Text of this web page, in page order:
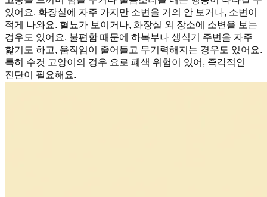
있어요. 화장실에 자주 가지만 소변을 거의 안 보거나, 소변이
적게 나와요. 혈뇨가 보이거나, 화장실 외 장소에 소변을 보는
경우도 있어요. 불편함 때문에 하복부나 생식기 주변을 자주
핥기도 하고, 움직임이 줄어들고 무기력해지는 경우도 있어요.
특히 수컷 고양이의 경우 요로 폐색 위험이 있어, 즉각적인
진단이 필요해요.